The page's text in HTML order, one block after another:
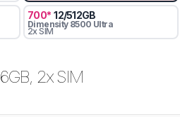
700* 12/512GB
Dimensity 8500 Ultra
2x SIM
2x SIM